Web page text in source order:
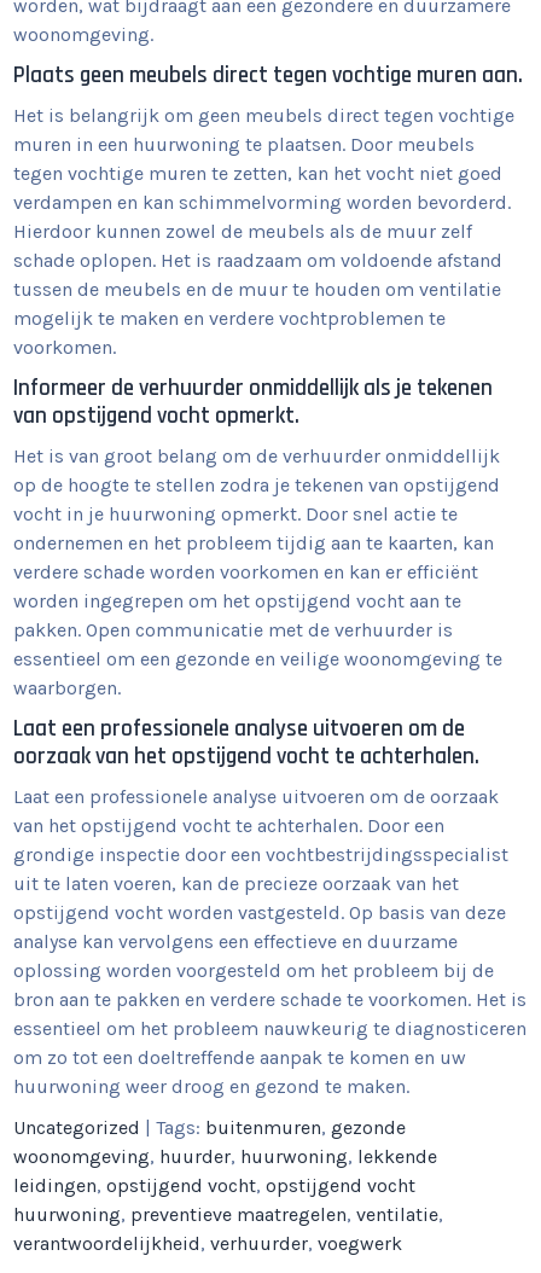
worden, wat bijdraagt aan een gezondere en duurzamere
woonomgeving.
Plaats geen meubels direct tegen vochtige muren aan.
Het is belangrijk om geen meubels direct tegen vochtige
muren in een huurwoning te plaatsen. Door meubels
tegen vochtige muren te zetten, kan het vocht niet goed
verdampen en kan schimmelvorming worden bevorderd.
Hierdoor kunnen zowel de meubels als de muur zelf
schade oplopen. Het is raadzaam om voldoende afstand
tussen de meubels en de muur te houden om ventilatie
mogelijk te maken en verdere vochtproblemen te
voorkomen.
Informeer de verhuurder onmiddellijk als je tekenen
van opstijgend vocht opmerkt.
Het is van groot belang om de verhuurder onmiddellijk
op de hoogte te stellen zodra je tekenen van opstijgend
vocht in je huurwoning opmerkt. Door snel actie te
ondernemen en het probleem tijdig aan te kaarten, kan
verdere schade worden voorkomen en kan er efficiënt
worden ingegrepen om het opstijgend vocht aan te
pakken. Open communicatie met de verhuurder is
essentieel om een gezonde en veilige woonomgeving te
waarborgen.
Laat een professionele analyse uitvoeren om de
oorzaak van het opstijgend vocht te achterhalen.
Laat een professionele analyse uitvoeren om de oorzaak
van het opstijgend vocht te achterhalen. Door een
grondige inspectie door een vochtbestrijdingsspecialist
uit te laten voeren, kan de precieze oorzaak van het
opstijgend vocht worden vastgesteld. Op basis van deze
analyse kan vervolgens een effectieve en duurzame
oplossing worden voorgesteld om het probleem bij de
bron aan te pakken en verdere schade te voorkomen. Het is
essentieel om het probleem nauwkeurig te diagnosticeren
om zo tot een doeltreffende aanpak te komen en uw
huurwoning weer droog en gezond te maken.
Uncategorized | Tags: buitenmuren,gezonde
woonomgeving, huurder, huurwoning, lekkende
leidingen,opstijgend vocht,opstijgend vocht
huurwoning, preventieve maatregelen,ventilatie,
verantwoordelijkheid,verhuurder,voegwerk